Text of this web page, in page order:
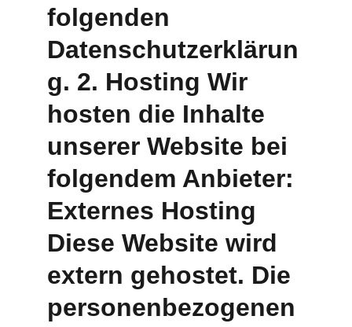
folgenden
Datenschutzerklärun
g. 2. Hosting Wir
hosten die Inhalte
unserer Website bei
folgendem Anbieter:
Externes Hosting
Diese Website wird
extern gehostet. Die
personenbezogenen